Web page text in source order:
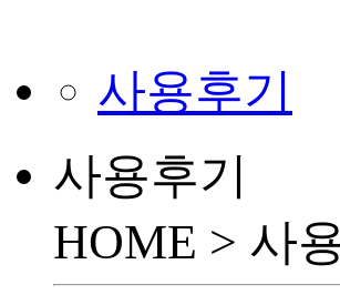
사용후기
사용후기
HOME > 사